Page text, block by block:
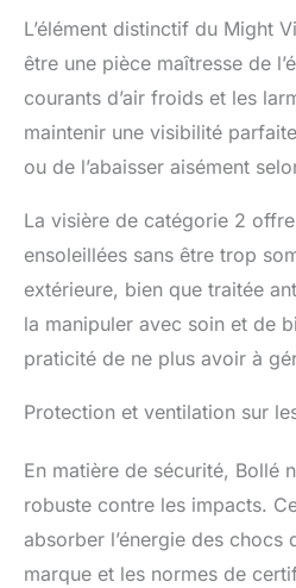
L’élément distinctif du Might
être une pièce maîtresse de
courants d’air froids et les
maintenir une visibilité
ou de l’abaisser aisément
La visière de catégorie 2
ensoleillées sans être trop
extérieure, bien que traitée
la manipuler avec soin et de
praticité de ne plus avoir à
Protection et ventilation sur
En matière de sécurité, Bollé
robuste contre les impacts.
absorber l’énergie des chocs
marque et les normes de